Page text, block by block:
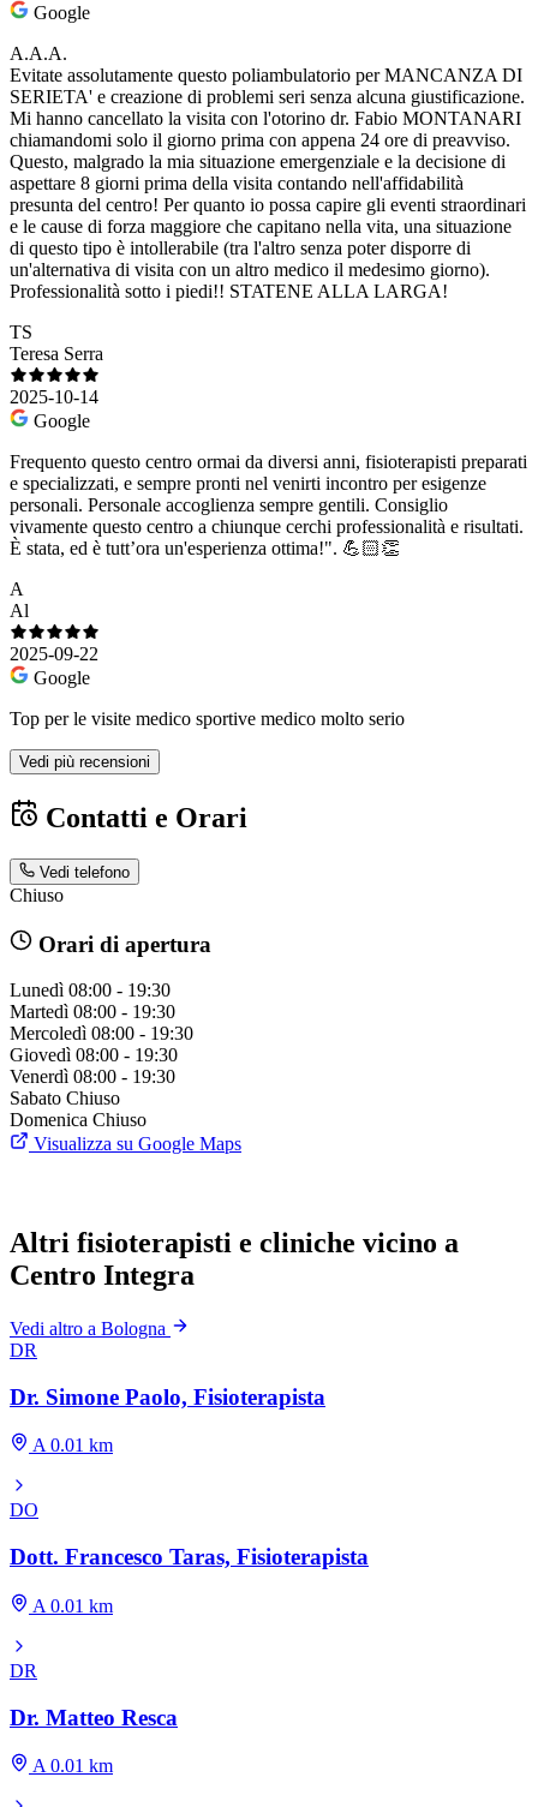
Google
A.A.A.
Evitate assolutamente questo poliambulatorio per MANCANZA DI
SERIETA' e creazione di problemi seri senza alcuna giustificazione.
Mi hanno cancellato la visita con l'otorino dr. Fabio MONTANARI
chiamandomi solo il giorno prima con appena 24 ore di preavviso.
Questo, malgrado la mia situazione emergenziale e la decisione di
aspettare 8 giorni prima della visita contando nell'affidabilità
presunta del centro! Per quanto io possa capire gli eventi straordinari
e le cause di forza maggiore che capitano nella vita, una situazione
di questo tipo è intollerabile (tra l'altro senza poter disporre di
un'alternativa di visita con un altro medico il medesimo giorno).
Professionalità sotto i piedi!! STATENE ALLA LARGA!
TS
Teresa Serra
2025-10-14
Google
Frequento questo centro ormai da diversi anni, fisioterapisti preparati
e specializzati, e sempre pronti nel venirti incontro per esigenze
personali. Personale accoglienza sempre gentili. Consiglio
vivamente questo centro a chiunque cerchi professionalità e risultati.
È stata, ed è tutt’ora un'esperienza ottima!". 💪🏻👏
A
Al
2025-09-22
Google
Top per le visite medico sportive medico molto serio
Vedi più recensioni
Contatti e Orari
Vedi telefono
Chiuso
Orari di apertura
Lunedì 08:00 - 19:30
Martedì 08:00 - 19:30
Mercoledì 08:00 - 19:30
Giovedì 08:00 - 19:30
Venerdì 08:00 - 19:30
Sabato Chiuso
Domenica Chiuso
Visualizza su Google Maps
Altri fisioterapisti e cliniche vicino a
Centro Integra
Vedi altro a Bologna
DR
Dr. Simone Paolo, Fisioterapista
A 0.01 km
DO
Dott. Francesco Taras, Fisioterapista
A 0.01 km
DR
Dr. Matteo Resca
A 0.01 km